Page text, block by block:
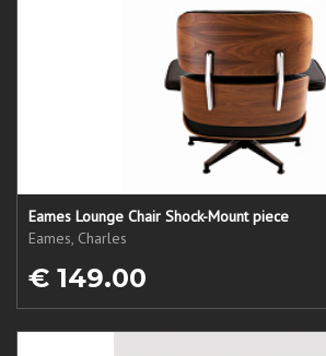
Eames Lounge Chair Shock-Mount piece
Eames, Charles
€ 149.00